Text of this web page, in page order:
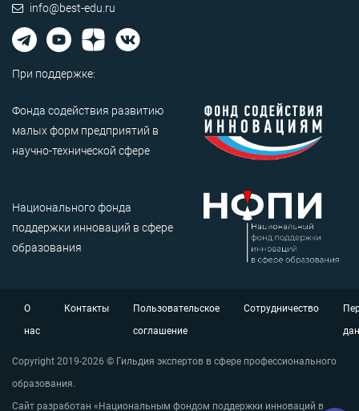
info@best-edu.ru
При поддержке:
Фонда содействия развитию
малых форм предприятий в
научно-технической сфере
Национального фонда
поддержки инноваций в сфере
образования
Copyright 2019-2026 © Гильдия экспертов в сфере профессионального
образования.
Сайт разработан «Национальным фондом поддержки инноваций в
О
нас
Контакты
Пользовательское
соглашение
Сотрудничество